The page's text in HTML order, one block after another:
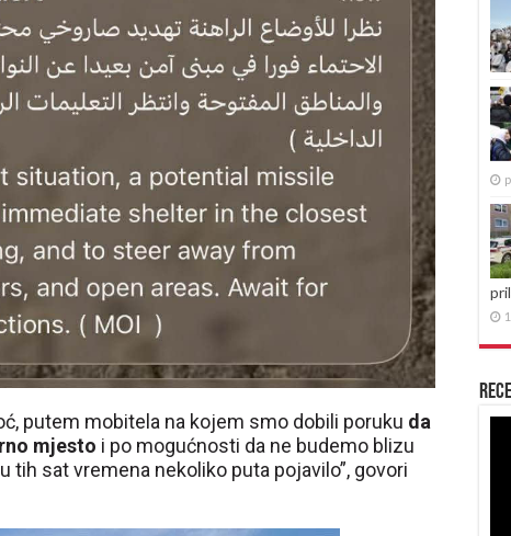
putem mobitela na kojem smo dobili poruku da
mjesto i po mogućnosti da ne budemo blizu
tih sat vremena nekoliko puta pojavilo”, govori